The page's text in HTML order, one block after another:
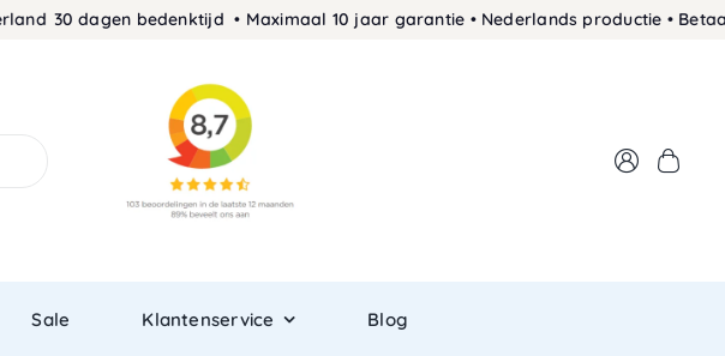
30 dagen bedenktijd • Maximaal 10 jaar garantie • Nederlands productie • Betaal
Sale Klantenservice Blog